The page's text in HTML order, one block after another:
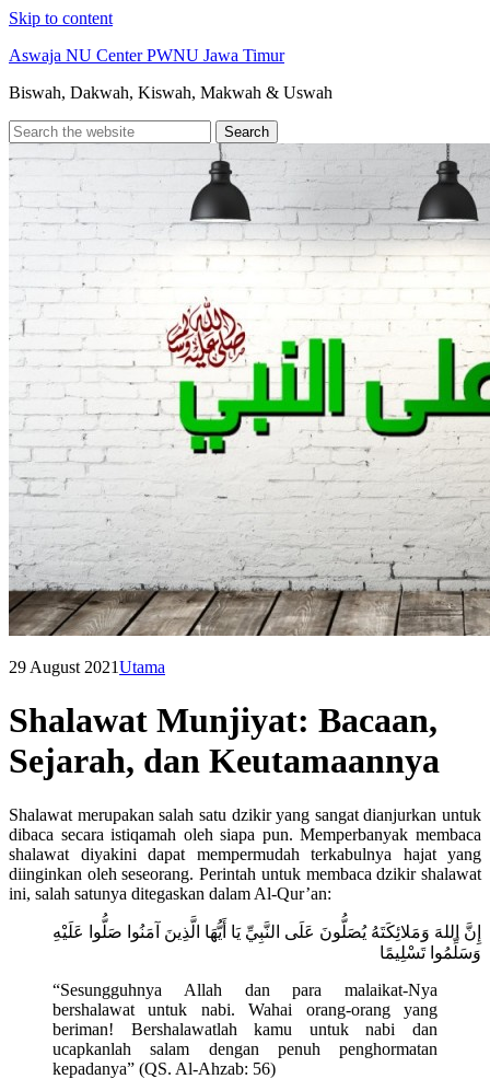
Skip to content
Aswaja NU Center PWNU Jawa Timur
Biswah, Dakwah, Kiswah, Makwah & Uswah
29 August 2021Utama
Shalawat Munjiyat: Bacaan,
Sejarah, dan Keutamaannya
Shalawat merupakan salah satu dzikir yang sangat dianjurkan untuk
dibaca secara istiqamah oleh siapa pun. Memperbanyak membaca
shalawat diyakini dapat mempermudah terkabulnya hajat yang
diinginkan oleh seseorang. Perintah untuk membaca dzikir shalawat
ini, salah satunya ditegaskan dalam Al-Qur’an:
إِنَّ اللهَ وَمَلائِكَتَهُ يُصَلُّونَ عَلَى النَّبِيِّ يَا أَيُّهَا الَّذِينَ آمَنُوا صَلُّوا عَلَيْهِ
وَسَلِّمُوا تَسْلِيمًا
“Sesungguhnya Allah dan para malaikat-Nya
bershalawat untuk nabi. Wahai orang-orang yang
beriman! Bershalawatlah kamu untuk nabi dan
ucapkanlah salam dengan penuh penghormatan
kepadanya” (QS. Al-Ahzab: 56)